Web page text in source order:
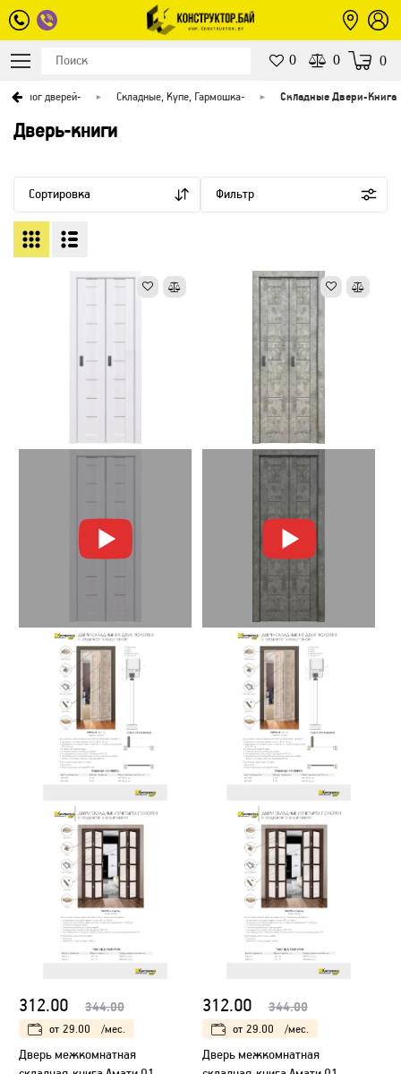
0 0 0
Каталог дверей- Складные, Купе, Гармошка- Складные Двери-Книга
Дверь-книги
Сортировка Фильтр
312.00 344.00
от 29.00 /мес.
Дверь межкомнатная
312.00 344.00
от 29.00 /мес.
Дверь межкомнатная